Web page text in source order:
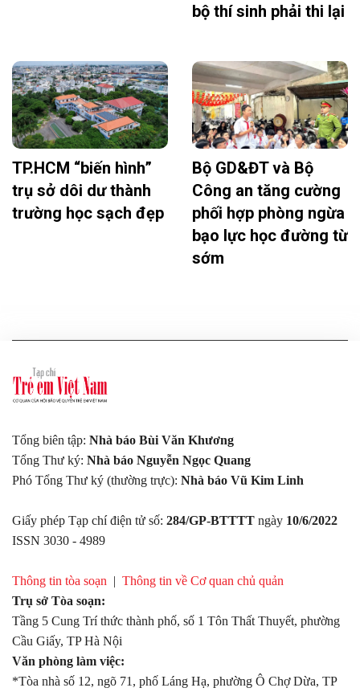
bộ thí sinh phải thi lại
TP.HCM “biến hình”
trụ sở dôi dư thành
trường học sạch đẹp
Bộ GD&ĐT và Bộ
Công an tăng cường
phối hợp phòng ngừa
bạo lực học đường từ
sớm
Tổng biên tập: Nhà báo Bùi Văn Khương
Tổng Thư ký: Nhà báo Nguyễn Ngọc Quang
Phó Tổng Thư ký (thường trực): Nhà báo Vũ Kim Linh
Giấy phép Tạp chí điện tử số: 284/GP-BTTTT ngày 10/6/2022
ISSN 3030 - 4989
Thông tin tòa soạn | Thông tin về Cơ quan chủ quản
Trụ sở Tòa soạn:
Tầng 5 Cung Trí thức thành phố, số 1 Tôn Thất Thuyết, phường
Cầu Giấy, TP Hà Nội
Văn phòng làm việc:
*Tòa nhà số 12, ngõ 71, phố Láng Hạ, phường Ô Chợ Dừa, TP